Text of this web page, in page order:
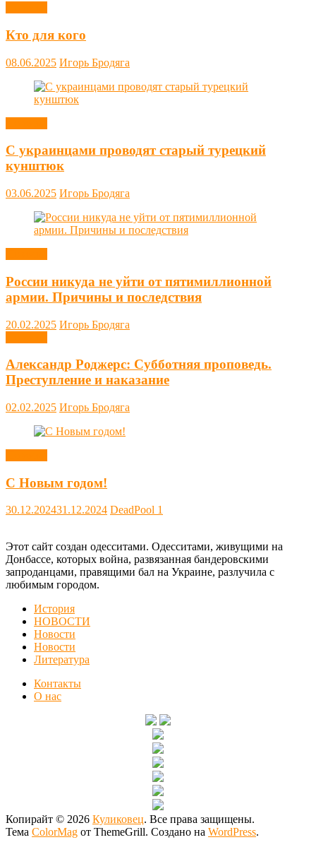
Кто для кого
08.06.2025 Игорь Бродяга
С украинцами проводят старый турецкий
кунштюк
03.06.2025 Игорь Бродяга
России никуда не уйти от пятимиллионной
армии. Причины и последствия
20.02.2025 Игорь Бродяга
Александр Роджерс: Субботняя проповедь.
Преступление и наказание
02.02.2025 Игорь Бродяга
С Новым годом!
30.12.202431.12.2024 DeadPool 1
Этот сайт создан одесситами. Одесситами, живущими на
Донбассе, которых война, развязанная бандеровскими
запроданцами, правящими бал на Украине, разлучила с
любимым городом.
История
НОВОСТИ
Новости
Новости
Литература
Контакты
О нас
Копирайт © 2026 Куликовец. Все права защищены.
Тема ColorMag от ThemeGrill. Создано на WordPress.